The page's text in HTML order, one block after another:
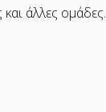
άλλες ομάδες.